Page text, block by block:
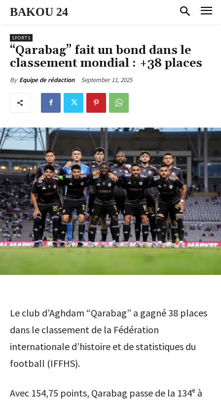
BAKOU 24
SPORTS
“Qarabag” fait un bond dans le
classement mondial : +38 places
By Equipe de rédaction September 11, 2025
Le club d’Aghdam “Qarabag” a gagné 38 places
dans le classement de la Fédération
internationale d’histoire et de statistiques du
football (IFFHS).
Avec 154,75 points, Qarabag passe de la 134ᵉ à